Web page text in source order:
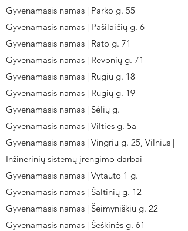
Gyvenamasis namas | Parko g. 55
Gyvenamasis namas | Pašilaičių g. 6
Gyvenamasis namas | Rato g. 71
Gyvenamasis namas | Revonių g. 71
Gyvenamasis namas | Rugių g. 18
Gyvenamasis namas | Rugių g. 19
Gyvenamasis namas | Sėlių g.
Gyvenamasis namas | Vilties g. 5a
Gyvenamasis namas | Vingrių g. 25, Vilnius |
Inžinerinių sistemų įrengimo darbai
Gyvenamasis namas | Vytauto 1 g.
Gyvenamasis namas | Šaltinių g. 12
Gyvenamasis namas | Šeimyniškių g. 22
Gyvenamasis namas | Šeškinės g. 61